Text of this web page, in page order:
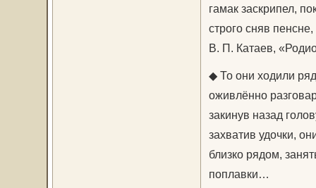
гамак заскрипел,
строго сняв
В. П. Катаев,
◆ То они ходили
оживлённо
закинув назад
захватив удочки,
близко рядом,
поплавки…